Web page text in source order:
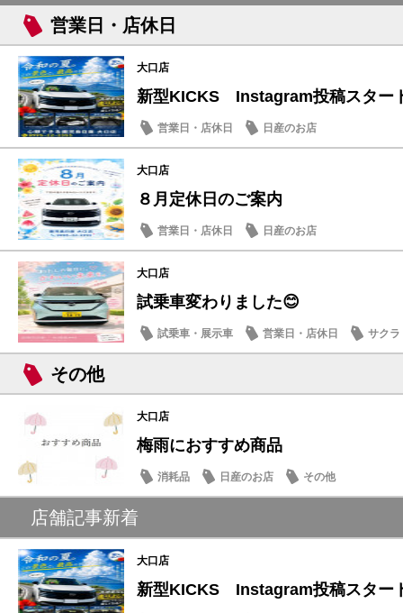
営業日・店休日
大口店
新型KICKS Instagram投稿スター
営業日・店休日 日産のお店
大口店
８月定休日のご案内
営業日・店休日 日産のお店
大口店
試乗車変わりました😊
試乗車・展示車 営業日・店休日 サクラ
その他
大口店
梅雨におすすめ商品
消耗品 日産のお店 その他
店舗記事新着
大口店
新型KICKS Instagram投稿スター